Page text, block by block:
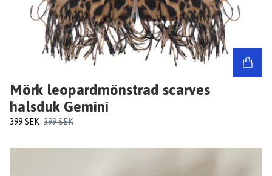
Mörk leopardmönstrad scarves
halsduk Gemini
399 SEK 399 SEK